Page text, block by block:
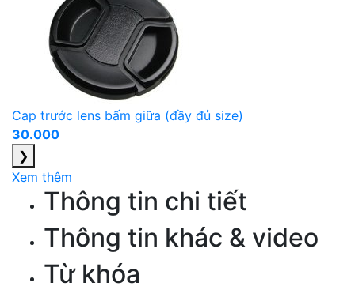
Cap trước lens bấm giữa (đầy đủ size)
30.000
❯
Xem thêm
Thông tin chi tiết
Thông tin khác & video
Từ khóa